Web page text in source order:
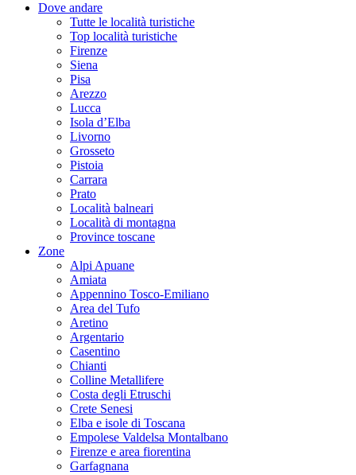
Dove andare
Tutte le località turistiche
Top località turistiche
Firenze
Siena
Pisa
Arezzo
Lucca
Isola d’Elba
Livorno
Grosseto
Pistoia
Carrara
Prato
Località balneari
Località di montagna
Province toscane
Zone
Alpi Apuane
Amiata
Appennino Tosco-Emiliano
Area del Tufo
Aretino
Argentario
Casentino
Chianti
Colline Metallifere
Costa degli Etruschi
Crete Senesi
Elba e isole di Toscana
Empolese Valdelsa Montalbano
Firenze e area fiorentina
Garfagnana